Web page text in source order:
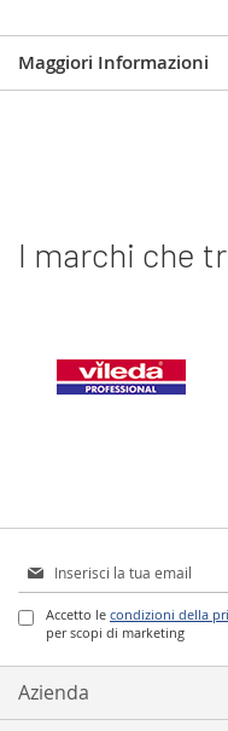
Maggiori Informazioni
I marchi che
Iscriviti
alla
nostra
Newsletter:
Accetto le condizioni della
per scopi di marketing
Azienda